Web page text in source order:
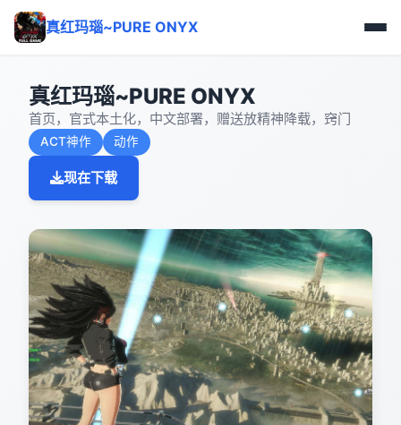
真红玛瑙~PURE ONYX
真红玛瑙~PURE ONYX
首页，官式本土化，中文部署，赠送放精神降载，窍门
ACT神作 动作
现在下载